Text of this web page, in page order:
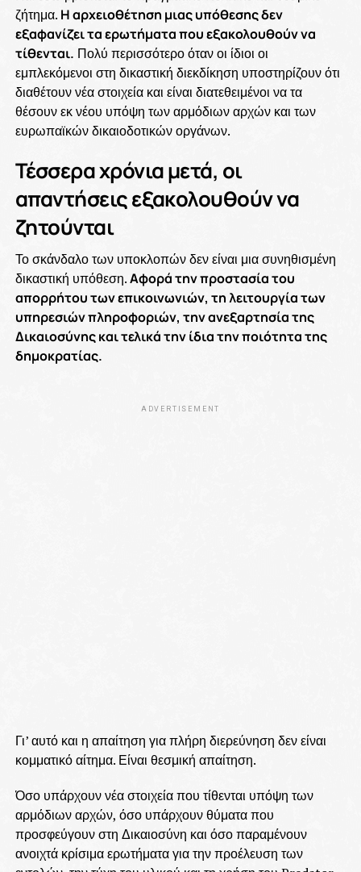
ζήτημα. Η αρχειοθέτηση μιας υπόθεσης δεν
εξαφανίζει τα ερωτήματα που εξακολουθούν να
τίθενται. Πολύ περισσότερο όταν οι ίδιοι οι
εμπλεκόμενοι στη δικαστική διεκδίκηση υποστηρίζουν ότι
διαθέτουν νέα στοιχεία και είναι διατεθειμένοι να τα
θέσουν εκ νέου υπόψη των αρμόδιων αρχών και των
ευρωπαϊκών δικαιοδοτικών οργάνων.
Τέσσερα χρόνια μετά, οι
απαντήσεις εξακολουθούν να
ζητούνται
Το σκάνδαλο των υποκλοπών δεν είναι μια συνηθισμένη
δικαστική υπόθεση.Αφορά την προστασία του
απορρήτου των επικοινωνιών, τη λειτουργία των
υπηρεσιών πληροφοριών, την ανεξαρτησία της
Δικαιοσύνης και τελικά την ίδια την ποιότητα της
δημοκρατίας.
ADVERTISEMENT
Γι’ αυτό και η απαίτηση για πλήρη διερεύνηση δεν είναι
κομματικό αίτημα. Είναι θεσμική απαίτηση.
Όσο υπάρχουν νέα στοιχεία που τίθενται υπόψη των
αρμόδιων αρχών, όσο υπάρχουν θύματα που
προσφεύγουν στη Δικαιοσύνη και όσο παραμένουν
ανοιχτά κρίσιμα ερωτήματα για την προέλευση των